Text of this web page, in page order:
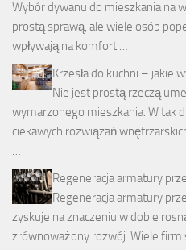
Wybór dywanu do mieszkania na
prostą sprawą, ale wiele osób
wpływają na komfort …
Krzesła do kuchni – jakie
Nie jest prostą rzeczą
wymarzonego mieszkania. W tak
ciekawych rozwiązań
…
Regeneracja armatury
Regeneracja armatury
zyskuje na znaczeniu w dobie
zrównoważony rozwój. Wiele firm